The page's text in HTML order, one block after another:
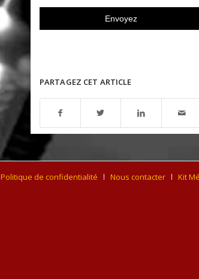
PARTAGEZ CET ARTICLE
Politique de confidentialité Nous contacter Kit